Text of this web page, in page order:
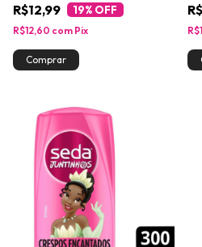
R$12,99 19% OFF
R$12,60 com Pix